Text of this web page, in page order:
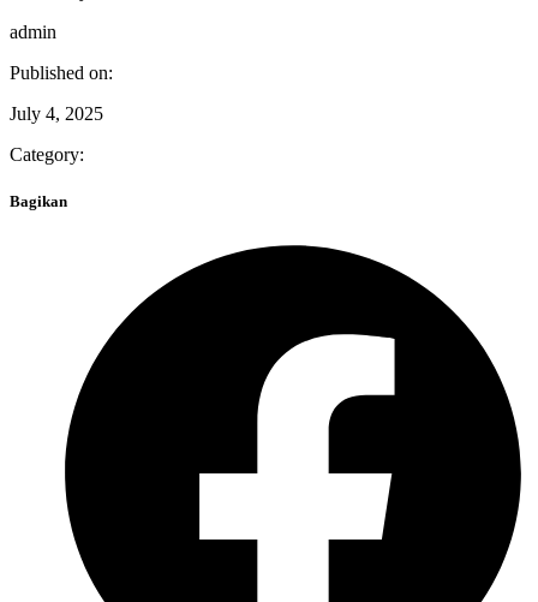
admin
Published on:
July 4, 2025
Category:
Bagikan